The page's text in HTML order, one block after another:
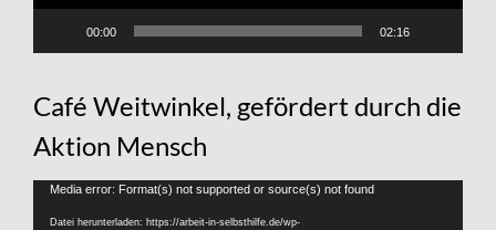
00:00 02:16
Café Weitwinkel, gefördert durch die
Aktion Mensch
Video-
Player
Media error: Format(s) not supported or source(s) not found
Datei herunterladen: https://arbeit-in-selbsthilfe.de/wp-